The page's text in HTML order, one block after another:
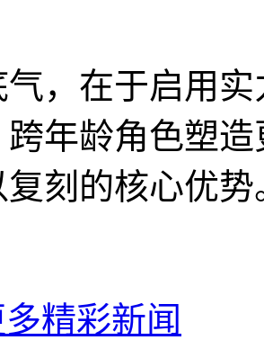
，在于启用
跨年龄角色塑
刻的核心优势
精彩新闻